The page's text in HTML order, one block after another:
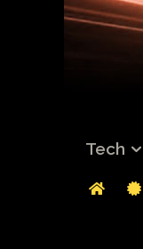
Tech